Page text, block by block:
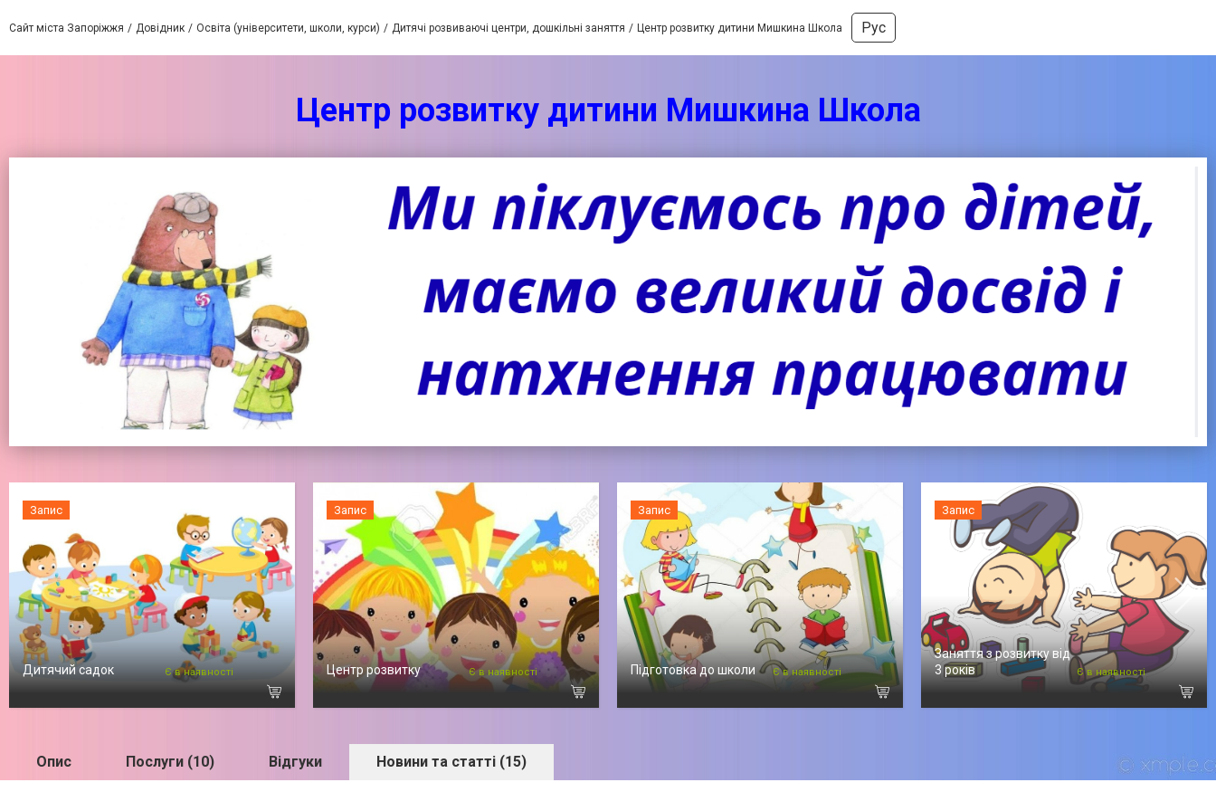
Сайт міста Запоріжжя Довідник Освіта (університети, школи, курси) Дитячі розвиваючі центри, дошкільні заняття Центр розвитку дитини Мишкина Школа Рус
Центр розвитку дитини Мишкина Школа
Запис
Дитячий садок Є в наявності
Запис
Центр розвитку Є в наявності
Запис
Підготовка до школи Є в наявності
Запис
Заняття з розвитку від
3 років
Є в наявності
Опис Послуги (10) Відгуки Новини та статті (15)